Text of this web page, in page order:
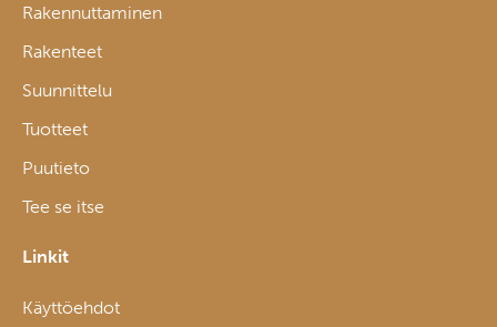
Rakennuttaminen
Rakenteet
Suunnittelu
Tuotteet
Puutieto
Tee se itse
Linkit
Käyttöehdot